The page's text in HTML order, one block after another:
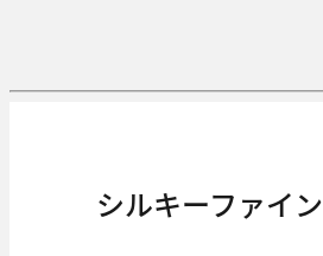
シルキーファイ